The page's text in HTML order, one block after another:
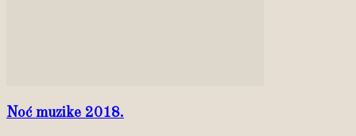
Noć muzike 2018.